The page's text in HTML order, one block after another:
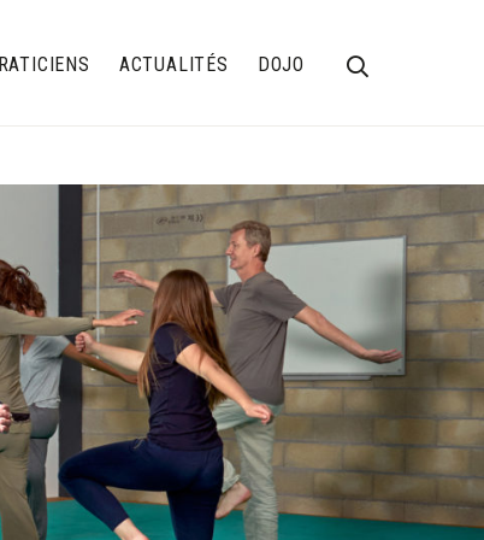
Shiatsu
autres documents
/ Tronc Commun
– Jura
Genève
Vaud
Valais
voisine
ACTUALITÉS
Photos
Evénements
Articles
Annonces
DOJO
Location du Dojo
RECHERCHE